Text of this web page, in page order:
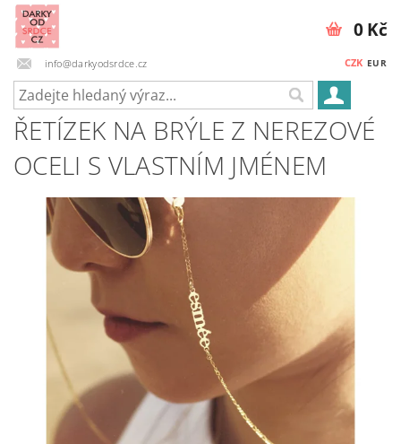
info@darkyodsrdce.cz CZK EUR
0 Kč
ŘETÍZEK NA BRÝLE Z NEREZOVÉ
OCELI S VLASTNÍM JMÉNEM